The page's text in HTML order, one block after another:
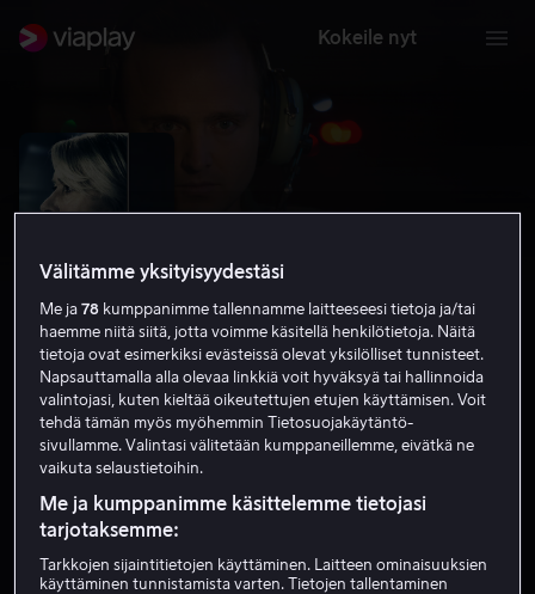
Kokeile nyt
Eye in the Sky
7.3 Draama Jännitys
HD
Vuokraa 3,99 €
Välitämme yksityisyydestäsi
Me ja78 kumppanimme tallennamme laitteeseesi tietoja ja/tai
haemme niitä siitä, jotta voimme käsitellä henkilötietoja. Näitä
tietoja ovat esimerkiksi evästeissä olevat yksilölliset tunnisteet.
Napsauttamalla alla olevaa linkkiä voit hyväksyä tai hallinnoida
valintojasi, kuten kieltää oikeutettujen etujen käyttämisen. Voit
tehdä tämän myös myöhemmin Tietosuojakäytäntö-
sivullamme. Valintasi välitetään kumppaneillemme, eivätkä ne
vaikuta selaustietoihin.
Me ja kumppanimme käsittelemme tietojasi
tarjotaksemme:
Tarkkojen sijaintitietojen käyttäminen. Laitteen ominaisuuksien
käyttäminen tunnistamista varten. Tietojen tallentaminen